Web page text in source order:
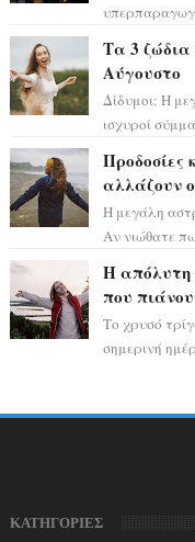
Τα 3
Αύγουστο
Δίδυμοι: Η
ισχυροί
Προδοσίες
αλλάζουν
Η μεγάλη
Αν νιώθατε
Η απόλυτη
που
Το χρυσό
σημερινή
ΚΑΤΗΓΟΡΙΕΣ